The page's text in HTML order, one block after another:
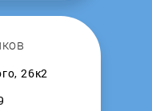
26к2